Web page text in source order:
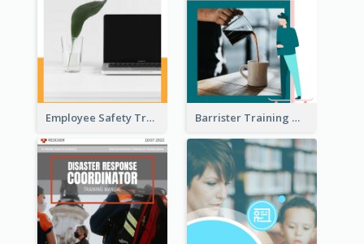
Employee Safety Training Manual Barrister Training Manual